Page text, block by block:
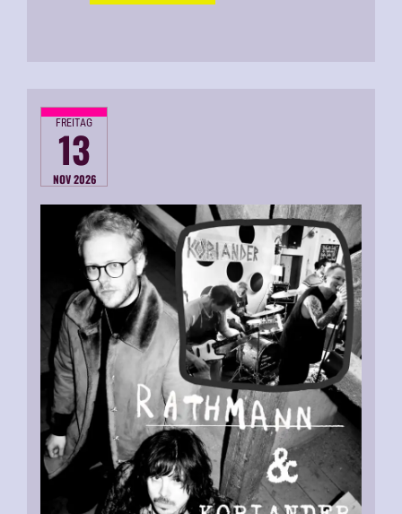
FREITAG
13
NOV 2026